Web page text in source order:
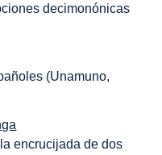
decimonónicas
(Unamuno,
encrucijada de dos